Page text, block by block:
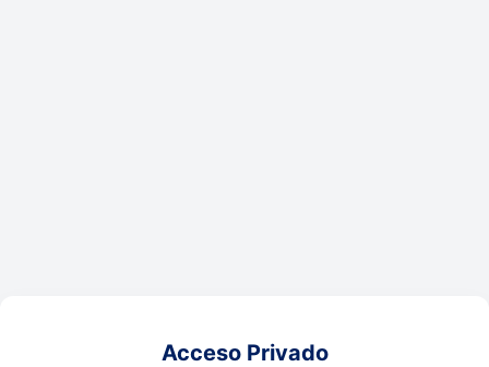
Acceso Privado